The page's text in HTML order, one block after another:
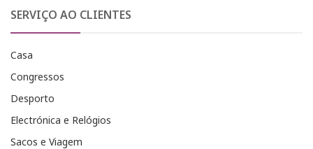
SERVIÇO AO CLIENTES
Casa
Congressos
Desporto
Electrónica e Relógios
Sacos e Viagem